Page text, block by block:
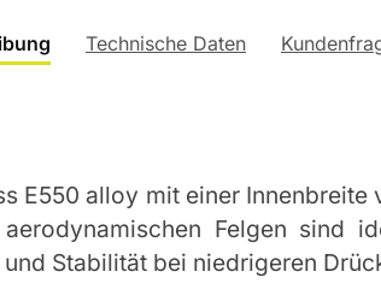
Technische Daten
E550 alloy mit einer
Felgen sind
Stabilität bei niedrigeren